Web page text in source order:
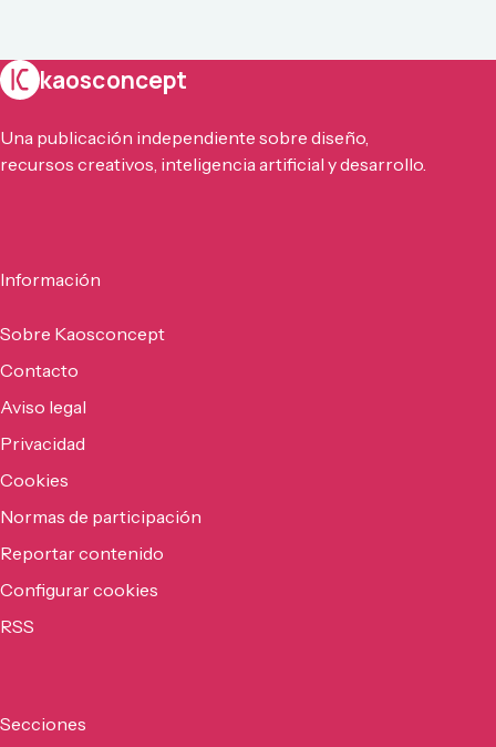
kaosconcept
Una publicación independiente sobre diseño,
recursos creativos, inteligencia artificial y desarrollo.
Información
Sobre Kaosconcept
Contacto
Aviso legal
Privacidad
Cookies
Normas de participación
Reportar contenido
Configurar cookies
RSS
Secciones